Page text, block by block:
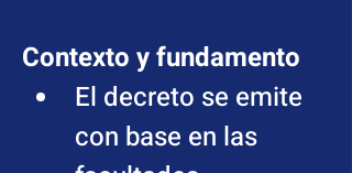
Contexto y fundamento
El decreto se emite
con base en las